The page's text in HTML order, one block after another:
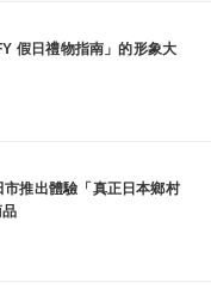
假日禮物指南」的形象大
市推出體驗「真正日本鄉村